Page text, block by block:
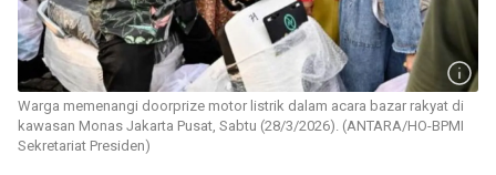
Warga memenangi doorprize motor listrik dalam acara bazar rakyat di
kawasan Monas Jakarta Pusat, Sabtu (28/3/2026). (ANTARA/HO-BPMI
Sekretariat Presiden)